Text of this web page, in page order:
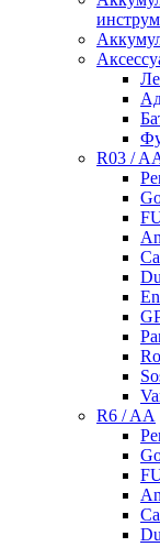
R03 /
R6 / AA